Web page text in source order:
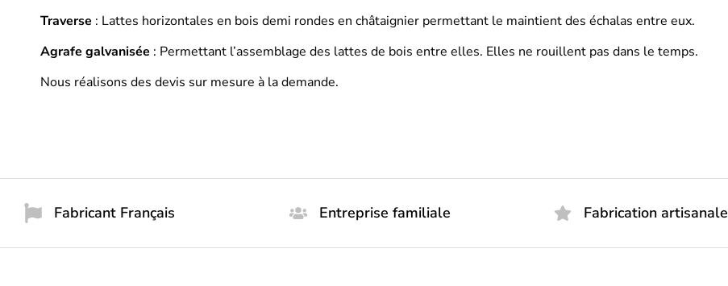
Traverse : Lattes horizontales en bois demi rondes en châtaignier permettant le maintient des échalas entre eux.
Agrafe galvanisée : Permettant l’assemblage des lattes de bois entre elles. Elles ne rouillent pas dans le temps.
Nous réalisons des devis sur mesure à la demande.
Fabricant Français Entreprise familiale Fabrication artisanale